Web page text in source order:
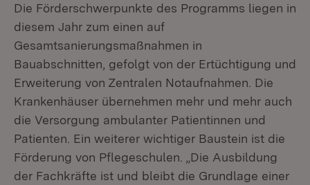
Die Förderschwerpunkte des Programms liegen in
diesem Jahr zum einen auf
Gesamtsanierungsmaßnahmen in
Bauabschnitten, gefolgt von der Ertüchtigung und
Erweiterung von Zentralen Notaufnahmen. Die
Krankenhäuser übernehmen mehr und mehr auch
die Versorgung ambulanter Patientinnen und
Patienten. Ein weiterer wichtiger Baustein ist die
Förderung von Pflegeschulen. „Die Ausbildung
der Fachkräfte ist und bleibt die Grundlage einer